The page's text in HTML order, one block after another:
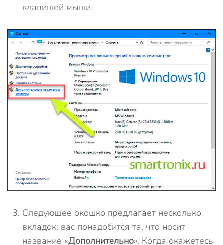
клавишей мыши.
Следующее окошко предлагает несколько
вкладок; вас понадобится та, что носит
название «Дополнительно». Когда окажетесь